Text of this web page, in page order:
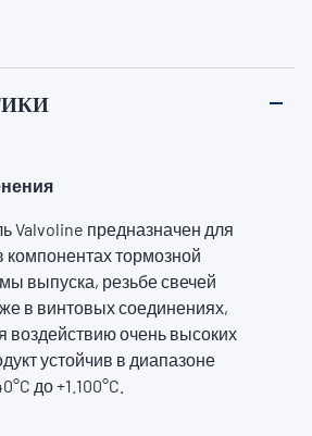
Valvoline предназначен для
компонентах тормозной
выпуска, резьбе свечей
в винтовых соединениях,
воздействию очень высоких
устойчив в диапазоне
до +1.100°C.